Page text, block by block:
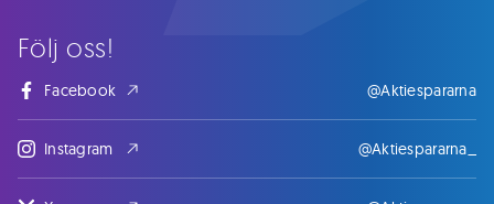
Följ oss!
Facebook @Aktiespararna
Instagram @Aktiespararna_